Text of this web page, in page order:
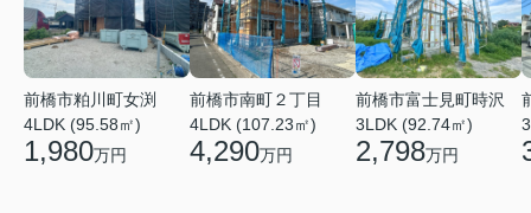
前橋市粕川町女渕
4LDK (95.58㎡)
1,980万円
前橋市南町２丁目
4LDK (107.23㎡)
4,290万円
前橋市富士見町時沢
3LDK (92.74㎡)
2,798万円